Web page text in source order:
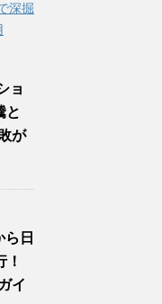
深掘
ョ
と
が
ら日
イ